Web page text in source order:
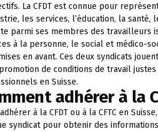
La CFDT est connue pour
les services, l’éducation, la santé,
parmi ses membres des travailleurs
à la personne, le social et médico-
en avant. Ces deux syndicats
de conditions de travail
en Suisse.
adhérer à la
à la CFDT ou à la CFTC en
syndicat pour obtenir des